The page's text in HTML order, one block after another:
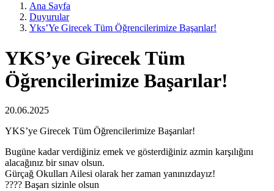
Ana Sayfa
Duyurular
Yks’Ye Girecek Tüm Öğrencilerimize Başarılar!
YKS’ye Girecek Tüm
Öğrencilerimize Başarılar!
20.06.2025
YKS’ye Girecek Tüm Öğrencilerimize Başarılar!
Bugüne kadar verdiğiniz emek ve gösterdiğiniz azmin karşılığını
alacağınız bir sınav olsun.
Gürçağ Okulları Ailesi olarak her zaman yanınızdayız!
???? Başarı sizinle olsun